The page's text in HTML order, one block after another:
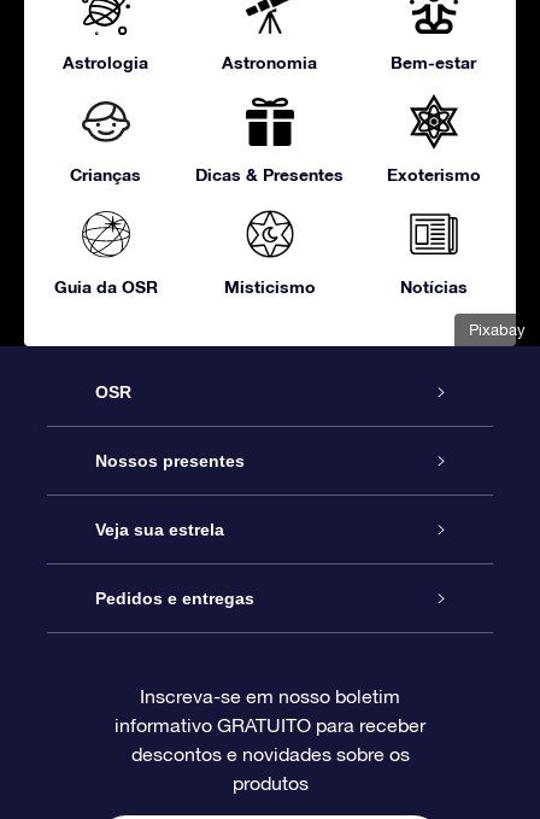
Pixabay
Astrologia Astronomia Bem-estar
Crianças Dicas & Presentes Exoterismo
Guia da OSR Misticismo Notícias
OSR
Serviço
Entre em contato conosco
Blog
Avaliações
Nossos presentes
Presente estrelar on-line
Pacote de presente da OSR
O cartão de presente da OSR
Presentes corporativos
Veja sua estrela
Star Register
Página estelar personalizada
Um Milhão de Estrelas
Pedidos e entregas
Informações de pagamento
Inscreva-se em nosso boletim
informativo GRATUITO para receber
descontos e novidades sobre os
produtos